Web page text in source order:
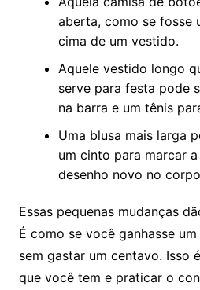
aberta, como se fosse
cima de um vestido.
Aquele vestido longo
serve para festa pode
na barra e um tênis
Uma blusa mais larga
um cinto para marcar
desenho novo no
Essas pequenas mudanças
É como se você ganhasse
sem gastar um centavo. Isso
que você tem e praticar o